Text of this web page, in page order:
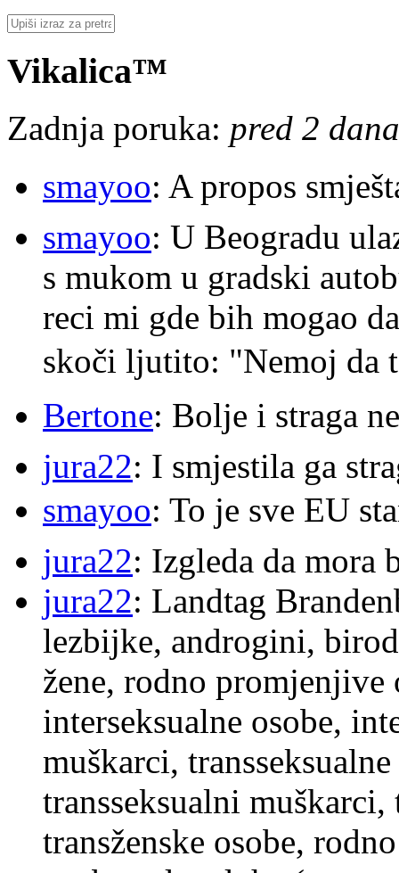
Vikalica™
Zadnja poruka: pred 2
smayoo: A propos
smayoo: U Beogradu
s mukom u gradski
reci mi gde bih mogao
skoči ljutito: "Nemoj da
Bertone: Bolje i straga
jura22: I smjestila ga
smayoo: To je sve EU
jura22: Izgleda da mora
jura22: Landtag
lezbijke, androgini,
žene, rodno
interseksualne osobe,
muškarci,
transseksualni muškarci,
transženske osobe,